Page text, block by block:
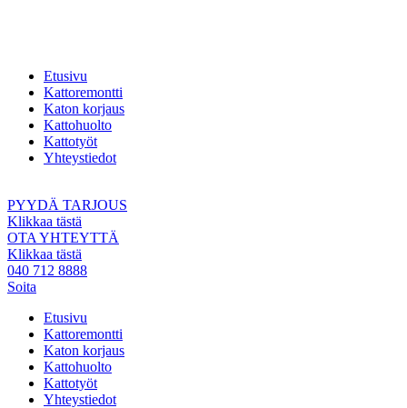
Etusivu
Kattoremontti
Katon korjaus
Kattohuolto
Kattotyöt
Yhteystiedot
PYYDÄ TARJOUS
Klikkaa tästä
OTA YHTEYTTÄ
Klikkaa tästä
040 712 8888
Soita
Etusivu
Kattoremontti
Katon korjaus
Kattohuolto
Kattotyöt
Yhteystiedot